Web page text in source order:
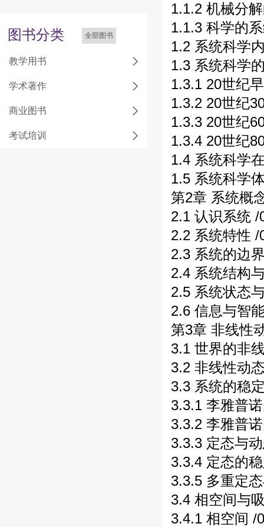
图书分类 全部图书
教学用书
学术著作
商业图书
考试培训
1.1.2 机械分
1.1.3 科学的
1.2 系统科学
1.3 系统科学
1.3.1 20世纪
1.3.2 20世纪
1.3.3 20世纪
1.3.4 20世纪
1.4 系统科学
1.5 系统科学
第2章 系统概
2.1 认识系统 /
2.2 系统特性 /
2.3 系统的边
2.4 系统结构
2.5 系统状态
2.6 信息与智
第3章 非线性
3.1 世界的非
3.2 非线性动
3.3 系统的稳
3.3.1 李雅普
3.3.2 李雅普
3.3.3 定态与
3.3.4 定态的
3.3.5 多重定
3.4 相空间与
3.4.1 相空间 /